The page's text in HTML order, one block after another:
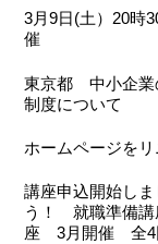
3月9日(土）20時
催
東京都 中小企業
制度について
ホームページを
講座申込開始し
う！ 就職準備
座 3月開催 全4